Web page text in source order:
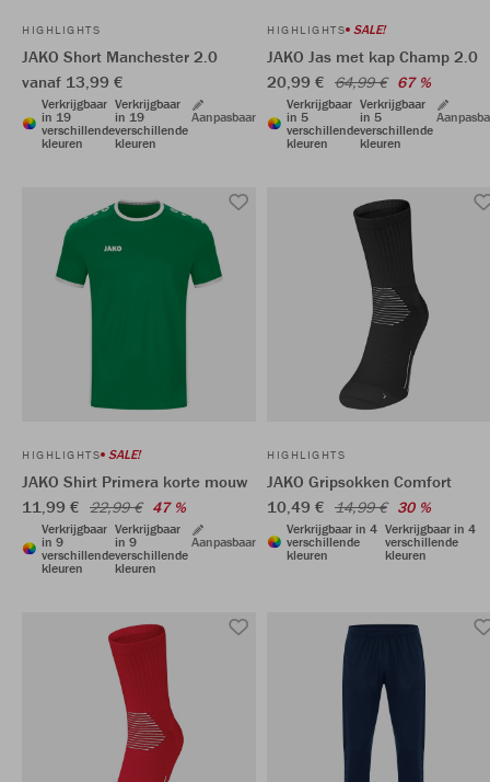
HIGHLIGHTS
JAKO Short Manchester 2.0
vanaf 13,99 €
Verkrijgbaar
in 19
verschillende
kleuren
Verkrijgbaar
in 19
verschillende
kleuren
Aanpasbaar
HIGHLIGHTS SALE!
JAKO Jas met kap Champ 2.0
20,99 € 64,99 € 67 %
Verkrijgbaar
in 5
verschillende
kleuren
Verkrijgbaar
in 5
verschillende
kleuren
HIGHLIGHTS SALE!
JAKO Shirt Primera korte mouw
11,99 € 22,99 € 47 %
Verkrijgbaar
in 9
verschillende
kleuren
Verkrijgbaar
in 9
verschillende
kleuren
Aanpasbaar
HIGHLIGHTS
JAKO Gripsokken Comfort
10,49 € 14,99 € 30 %
Verkrijgbaar in 4
verschillende
kleuren
Verkrijgbaar in 4
verschillende
kleuren